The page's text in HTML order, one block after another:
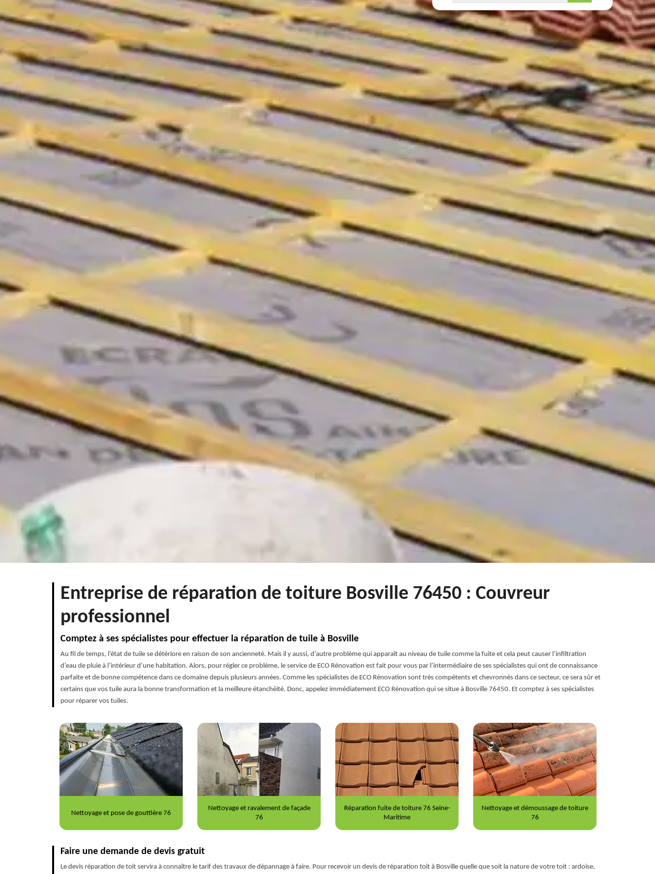
Entreprise de réparation de toiture Bosville 76450 : Couvreur
professionnel
Comptez à ses spécialistes pour effectuer la réparation de tuile à Bosville
Au fil de temps, l’état de tuile se détériore en raison de son ancienneté. Mais il y aussi, d’autre problème qui apparaît au niveau de tuile comme la fuite et cela peut causer l’infiltration
d’eau de pluie à l’intérieur d’une habitation. Alors, pour régler ce problème, le service de ECO Rénovation est fait pour vous par l’intermédiaire de ses spécialistes qui ont de connaissance
parfaite et de bonne compétence dans ce domaine depuis plusieurs années. Comme les spécialistes de ECO Rénovation sont très compétents et chevronnés dans ce secteur, ce sera sûr et
certains que vos tuile aura la bonne transformation et la meilleure étanchéité. Donc, appelez immédiatement ECO Rénovation qui se situe à Bosville 76450. Et comptez à ses spécialistes
pour réparer vos tuiles.
Nettoyage et ravalement de façade
Réparation fuite de toiture 76 Seine-
Maritime
Nettoyage et démoussage de toiture
76
Peinture sur tuile 76
Faire une demande de devis gratuit
Le devis réparation de toit servira à connaître le tarif des travaux de dépannage à faire. Pour recevoir un devis de réparation toit à Bosville quelle que soit la nature de votre toit : ardoise,